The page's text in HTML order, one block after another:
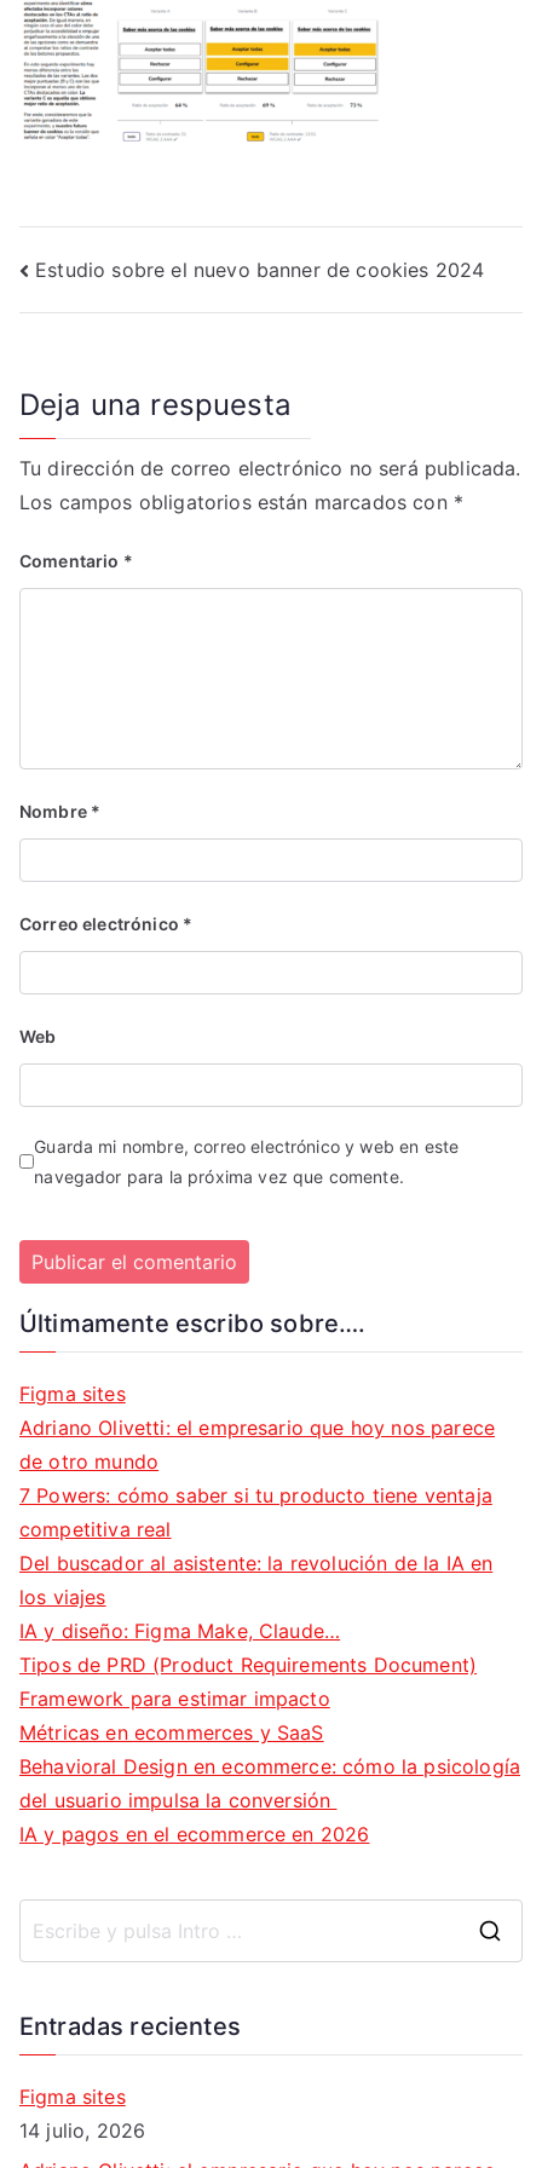
Navegación
de
Estudio sobre el nuevo banner de cookies 2024
Deja una respuesta
Tu dirección de correo electrónico no será publicada.
Los campos obligatorios están marcados con *
Comentario *
Nombre *
Correo electrónico *
Web
Guarda mi nombre, correo electrónico y web en este
navegador para la próxima vez que comente.
Últimamente escribo sobre….
Figma sites
Adriano Olivetti: el empresario que hoy nos parece
de otro mundo
7 Powers: cómo saber si tu producto tiene ventaja
competitiva real
Del buscador al asistente: la revolución de la IA en
los viajes
IA y diseño: Figma Make, Claude…
Tipos de PRD (Product Requirements Document)
Framework para estimar impacto
Métricas en ecommerces y SaaS
Behavioral Design en ecommerce: cómo la psicología
del usuario impulsa la conversión
IA y pagos en el ecommerce en 2026
Entradas recientes
Figma sites
14 julio, 2026